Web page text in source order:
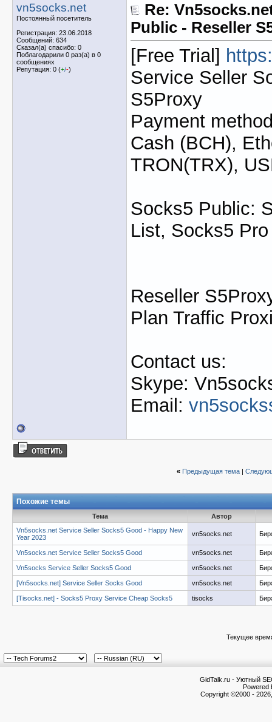
vn5socks.net
Постоянный посетитель
Регистрация: 23.06.2018
Сообщений: 634
Сказал(а) спасибо: 0
Поблагодарили 0 раз(а) в 0
сообщениях
Репутация: 0 (+/-)
Re:
Public - Reseller
[Free Trial]
Service Seller
S5Proxy
Payment
Cash (BCH),
TRON(TRX),
Socks5 Public:
List, Socks5 Pro
Reseller
Plan Traffic
Contact us:
Skype:
Email:
« Предыдущая тема|
Похожие темы
Тема
Автор
Vn5socks.net Service Seller Socks5 Good - Happy New
Year 2023
vn5socks.net
Vn5socks.net Service Seller Socks5 Good vn5socks.net
Vn5socks Service Seller Socks5 Good vn5socks.net
[Vn5socks.net] Service Seller Socks Good vn5socks.net
[Tisocks.net] - Socks5 Proxy Service Cheap Socks5 tisocks
Текущее
GidTalk.ru - Уютный
Powered
Copyright ©2000 -